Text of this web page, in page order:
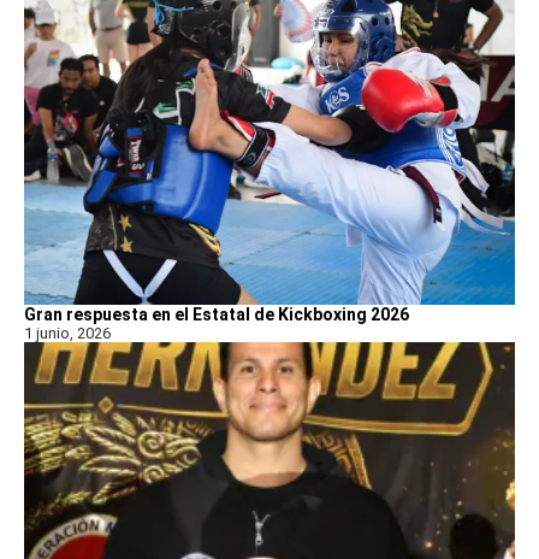
Gran respuesta en el Estatal de Kickboxing 2026
1 junio, 2026